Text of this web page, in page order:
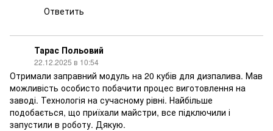
Ответить
Тарас Польовий
22.12.2025 в 10:54
Отримали заправний модуль на 20 кубів для дизпалива. Мав
можливість особисто побачити процес виготовлення на
заводі. Технологія на сучасному рівні. Найбільше
подобається, що приїхали майстри, все підключили і
запустили в роботу. Дякую.